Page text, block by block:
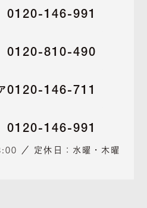
0120-146-991
0120-810-490
0120-146-711
0120-146-991
／ 定休日：水曜・木曜